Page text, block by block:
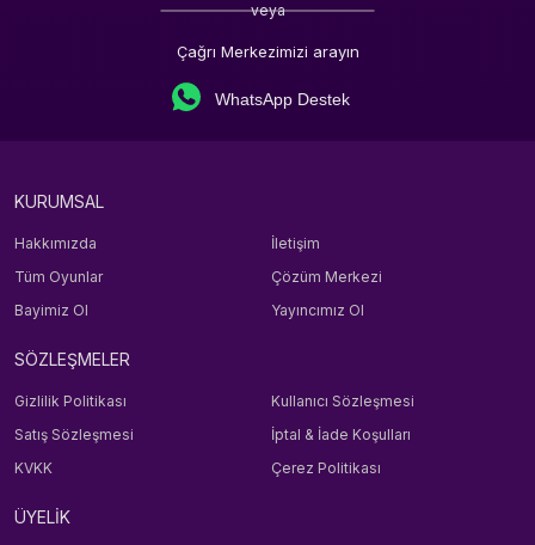
veya
Çağrı Merkezimizi arayın
WhatsApp Destek
KURUMSAL
Hakkımızda
İletişim
Tüm Oyunlar
Çözüm Merkezi
Bayimiz Ol
Yayıncımız Ol
SÖZLEŞMELER
Gizlilik Politikası
Kullanıcı Sözleşmesi
Satış Sözleşmesi
İptal & İade Koşulları
KVKK
Çerez Politikası
ÜYELİK